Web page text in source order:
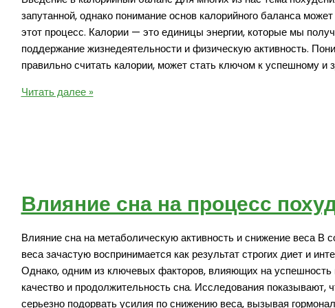
запутанной, однако понимание основ калорийного баланса
этот процесс. Калории — это единицы энергии, которые мы
поддержание жизнедеятельности и физическую активность.
правильно считать калории, может стать ключом к успешному и
Как
Читать далее »
Влияние сна на процесс
Влияние сна на метаболическую активность и снижение веса В
веса зачастую воспринимается как результат строгих диет и
Однако, одним из ключевых факторов, влияющих на успешность
качество и продолжительность сна. Исследования показывают,
серьезно подорвать усилия по снижению веса, вызывая